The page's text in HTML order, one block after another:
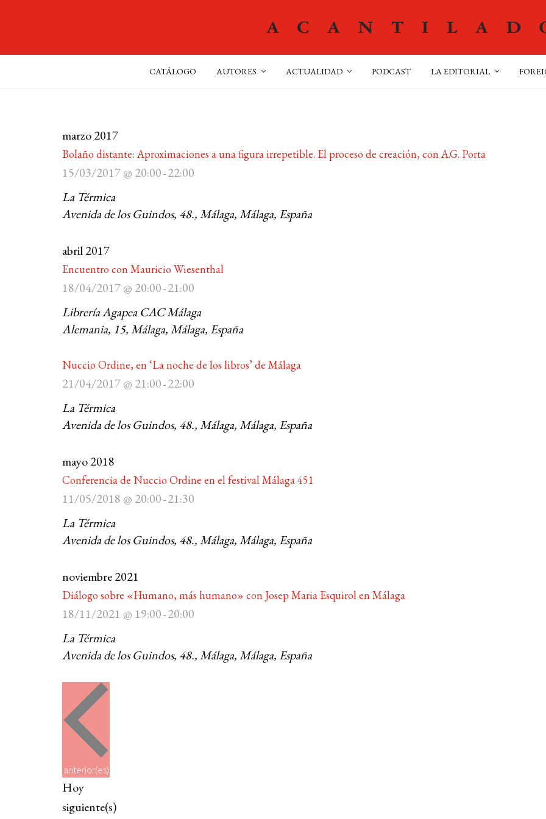
CATÁLOGO AUTORES ACTUALIDAD PODCAST LA EDITORIAL
marzo 2017
Bolaño distante: Aproximaciones a una figura irrepetible. El proceso de creación, con A.G. Porta
15/03/2017 @ 20:00-22:00
La Térmica
Avenida de los Guindos, 48., Málaga, Málaga, España
abril 2017
Encuentro con Mauricio Wiesenthal
18/04/2017 @ 20:00-21:00
Librería Agapea CAC Málaga
Alemania, 15, Málaga, Málaga, España
Nuccio Ordine, en ‘La noche de los libros’ de Málaga
21/04/2017 @ 21:00-22:00
La Térmica
Avenida de los Guindos, 48., Málaga, Málaga, España
mayo 2018
Conferencia de Nuccio Ordine en el festival Málaga 451
11/05/2018 @ 20:00-21:30
La Térmica
Avenida de los Guindos, 48., Málaga, Málaga, España
noviembre 2021
Diálogo sobre «Humano, más humano» con Josep Maria Esquirol en Málaga
18/11/2021 @ 19:00-20:00
La Térmica
Avenida de los Guindos, 48., Málaga, Málaga, España
E
v
n
anterior(es)
Hoy
E
siguiente(s)